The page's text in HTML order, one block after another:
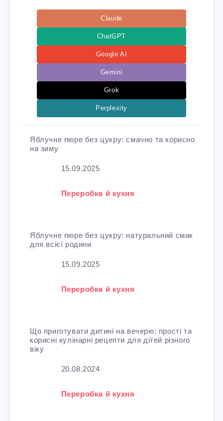
Claude
ChatGPT
Google AI
Gemini
Grok
Perplexity
Яблучне пюре без цукру: смачно та корисно
на зиму
15.09.2025
У зв'язку з тим, що
Переробка й кухня
Яблучне пюре без цукру: натуральний смак
для всієї родини
15.09.2025
У зв'язку з тим, що
Переробка й кухня
Що приготувати дитині на вечерю: прості та
корисні кулінарні рецепти для дітей різного
віку
20.08.2024
У зв'язку з тим, що
Переробка й кухня